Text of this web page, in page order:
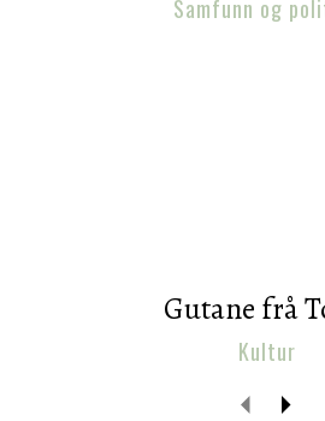
Samfunn og
Gutane frå
Kultur